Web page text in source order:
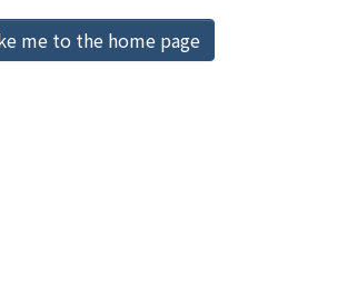
me to the home page